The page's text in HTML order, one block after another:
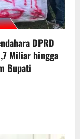
DPRD
Miliar hingga
Bupati